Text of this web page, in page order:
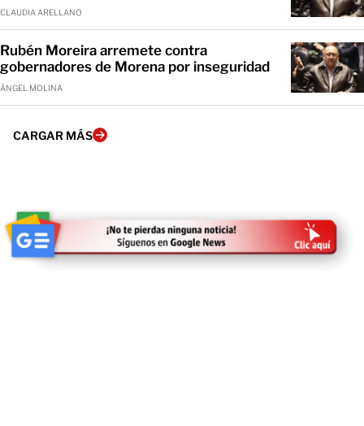
CLAUDIA ARELLANO
Rubén Moreira arremete contra
gobernadores de Morena por inseguridad
ÁNGEL MOLINA
CARGAR MÁS